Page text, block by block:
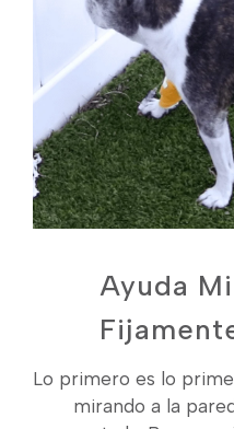
Ayuda
Lo primero es lo
mirando a la